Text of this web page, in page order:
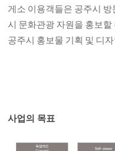
게소 이용객들은 공주시
시 문화관광 자원을 홍보
공주시 홍보물 기획 및 디
사업의 목표